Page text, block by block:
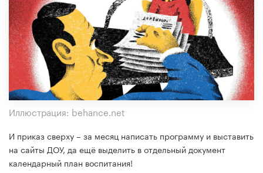
Иллюстрация: behance.net
И приказ сверху – за месяц написать программу и выставить
на сайты ДОУ, да ещё выделить в отдельный документ
календарный план воспитания!